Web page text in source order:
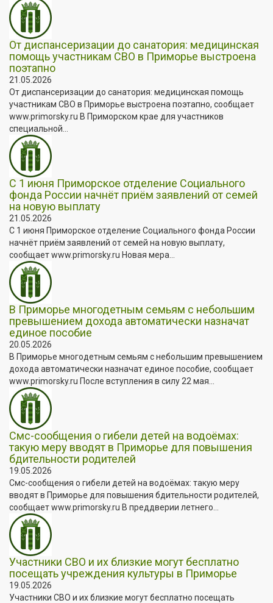
От диспансеризации до санатория: медицинская
помощь участникам СВО в Приморье выстроена
поэтапно
21.05.2026
От диспансеризации до санатория: медицинская помощь
участникам СВО в Приморье выстроена поэтапно, сообщает
www.primorsky.ru В Приморском крае для участников
специальной...
С 1 июня Приморское отделение Социального
фонда России начнёт приём заявлений от семей
на новую выплату
21.05.2026
С 1 июня Приморское отделение Социального фонда России
начнёт приём заявлений от семей на новую выплату,
сообщает www.primorsky.ru Новая мера...
В Приморье многодетным семьям с небольшим
превышением дохода автоматически назначат
единое пособие
20.05.2026
В Приморье многодетным семьям с небольшим превышением
дохода автоматически назначат единое пособие, сообщает
www.primorsky.ru После вступления в силу 22 мая...
Смс-сообщения о гибели детей на водоёмах:
такую меру вводят в Приморье для повышения
бдительности родителей
19.05.2026
Смс-сообщения о гибели детей на водоёмах: такую меру
вводят в Приморье для повышения бдительности родителей,
сообщает www.primorsky.ru В преддверии летнего...
Участники СВО и их близкие могут бесплатно
посещать учреждения культуры в Приморье
19.05.2026
Участники СВО и их близкие могут бесплатно посещать